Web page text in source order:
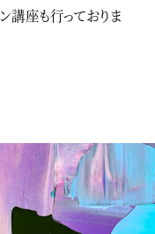
講座も行っておりま